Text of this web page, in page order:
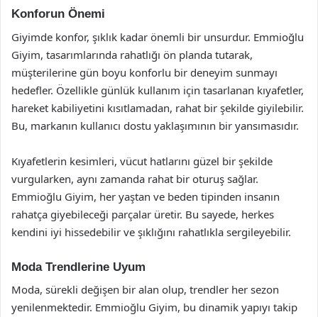
Konforun Önemi
Giyimde konfor, şıklık kadar önemli bir unsurdur. Emmioğlu
Giyim, tasarımlarında rahatlığı ön planda tutarak,
müşterilerine gün boyu konforlu bir deneyim sunmayı
hedefler. Özellikle günlük kullanım için tasarlanan kıyafetler,
hareket kabiliyetini kısıtlamadan, rahat bir şekilde giyilebilir.
Bu, markanın kullanıcı dostu yaklaşımının bir yansımasıdır.
Kıyafetlerin kesimleri, vücut hatlarını güzel bir şekilde
vurgularken, aynı zamanda rahat bir oturuş sağlar.
Emmioğlu Giyim, her yaştan ve beden tipinden insanın
rahatça giyebileceği parçalar üretir. Bu sayede, herkes
kendini iyi hissedebilir ve şıklığını rahatlıkla sergileyebilir.
Moda Trendlerine Uyum
Moda, sürekli değişen bir alan olup, trendler her sezon
yenilenmektedir. Emmioğlu Giyim, bu dinamik yapıyı takip